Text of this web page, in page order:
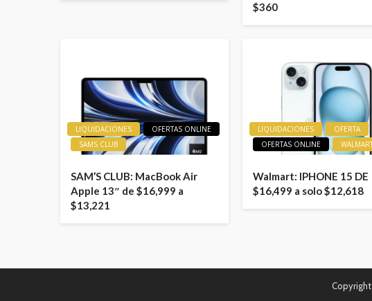
$360
LIQUIDACIONES
OFERTAS ONLINE
SAMS CLUB
SAM’S CLUB: MacBook Air
Apple 13″ de $16,999 a
$13,221
LIQUIDACIONES
OFERTA
OFERTAS ONLINE
Walmart: IPHONE 15 DE
$16,499 a solo $12,618